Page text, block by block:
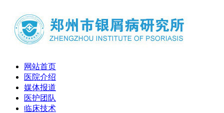
网站首页
医院介绍
媒体报道
医护团队
临床技术